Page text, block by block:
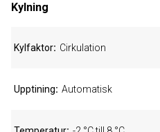
Kylning
Kylfaktor Cirkulation
Upptining Automatisk